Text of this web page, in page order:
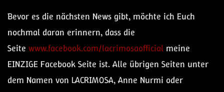
Bevor es die nächsten News gibt, möchte ich Euch
nochmal daran erinnern, dass die
Seite www.facebook.com/lacrimosaofficial meine
EINZIGE Facebook Seite ist. Alle übrigen Seiten unter
dem Namen von LACRIMOSA, Anne Nurmi oder